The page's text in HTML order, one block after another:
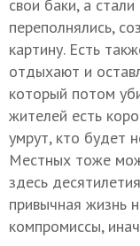
свои баки, а
переполнялись,
картину. Есть
отдыхают и
который потом
жителей есть
умрут, кто будет
Местных тоже
здесь
привычная жизнь
компромиссы,